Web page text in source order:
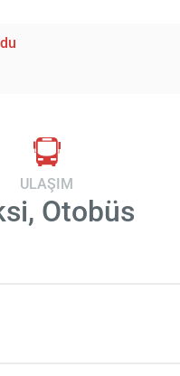
ULAŞIM
Otobüs